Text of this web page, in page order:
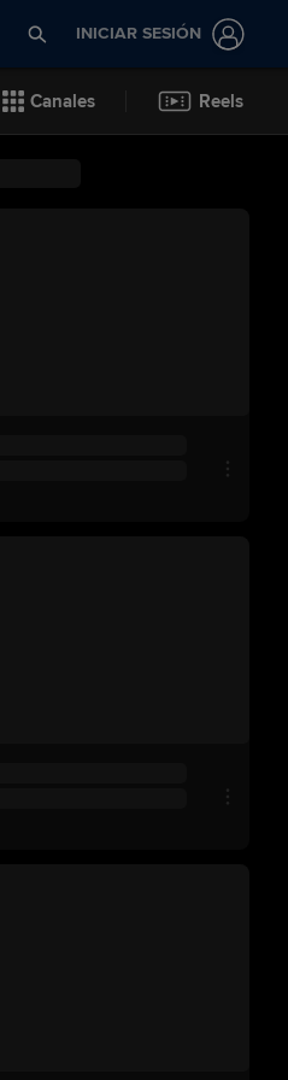
INICIAR SESIÓN
Canales Reels